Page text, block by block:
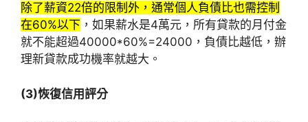
除了薪資22倍的限制外，通常個人負債比也需控制
在60%以下 ，如果薪水是4萬元，所有貸款的月付金
就不能超過40000*60%=24000，負債比越低，辦
理新貸款成功機率就越大。
(3)恢復信用評分